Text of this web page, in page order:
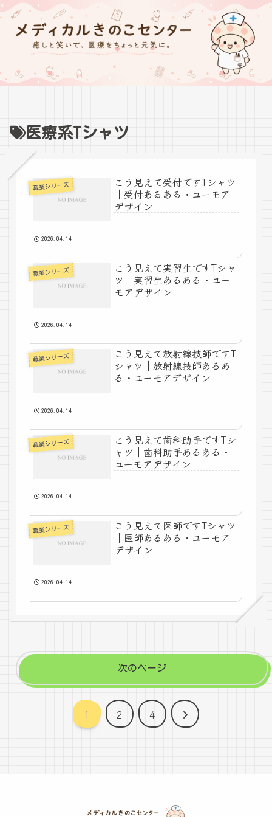
医療系Tシャツ
職業シリーズ
こう見えて受付ですTシャツ
｜受付あるある・ユーモア
デザイン
2026.04.14
職業シリーズ
こう見えて実習生ですTシャ
ツ｜実習生あるある・ユー
モアデザイン
2026.04.14
職業シリーズ
こう見えて放射線技師ですT
シャツ｜放射線技師あるあ
る・ユーモアデザイン
2026.04.14
職業シリーズ
こう見えて歯科助手ですTシ
ャツ｜歯科助手あるある・
ユーモアデザイン
2026.04.14
職業シリーズ
こう見えて医師ですTシャツ
｜医師あるある・ユーモア
デザイン
2026.04.14
次のページ
1 2 4
次